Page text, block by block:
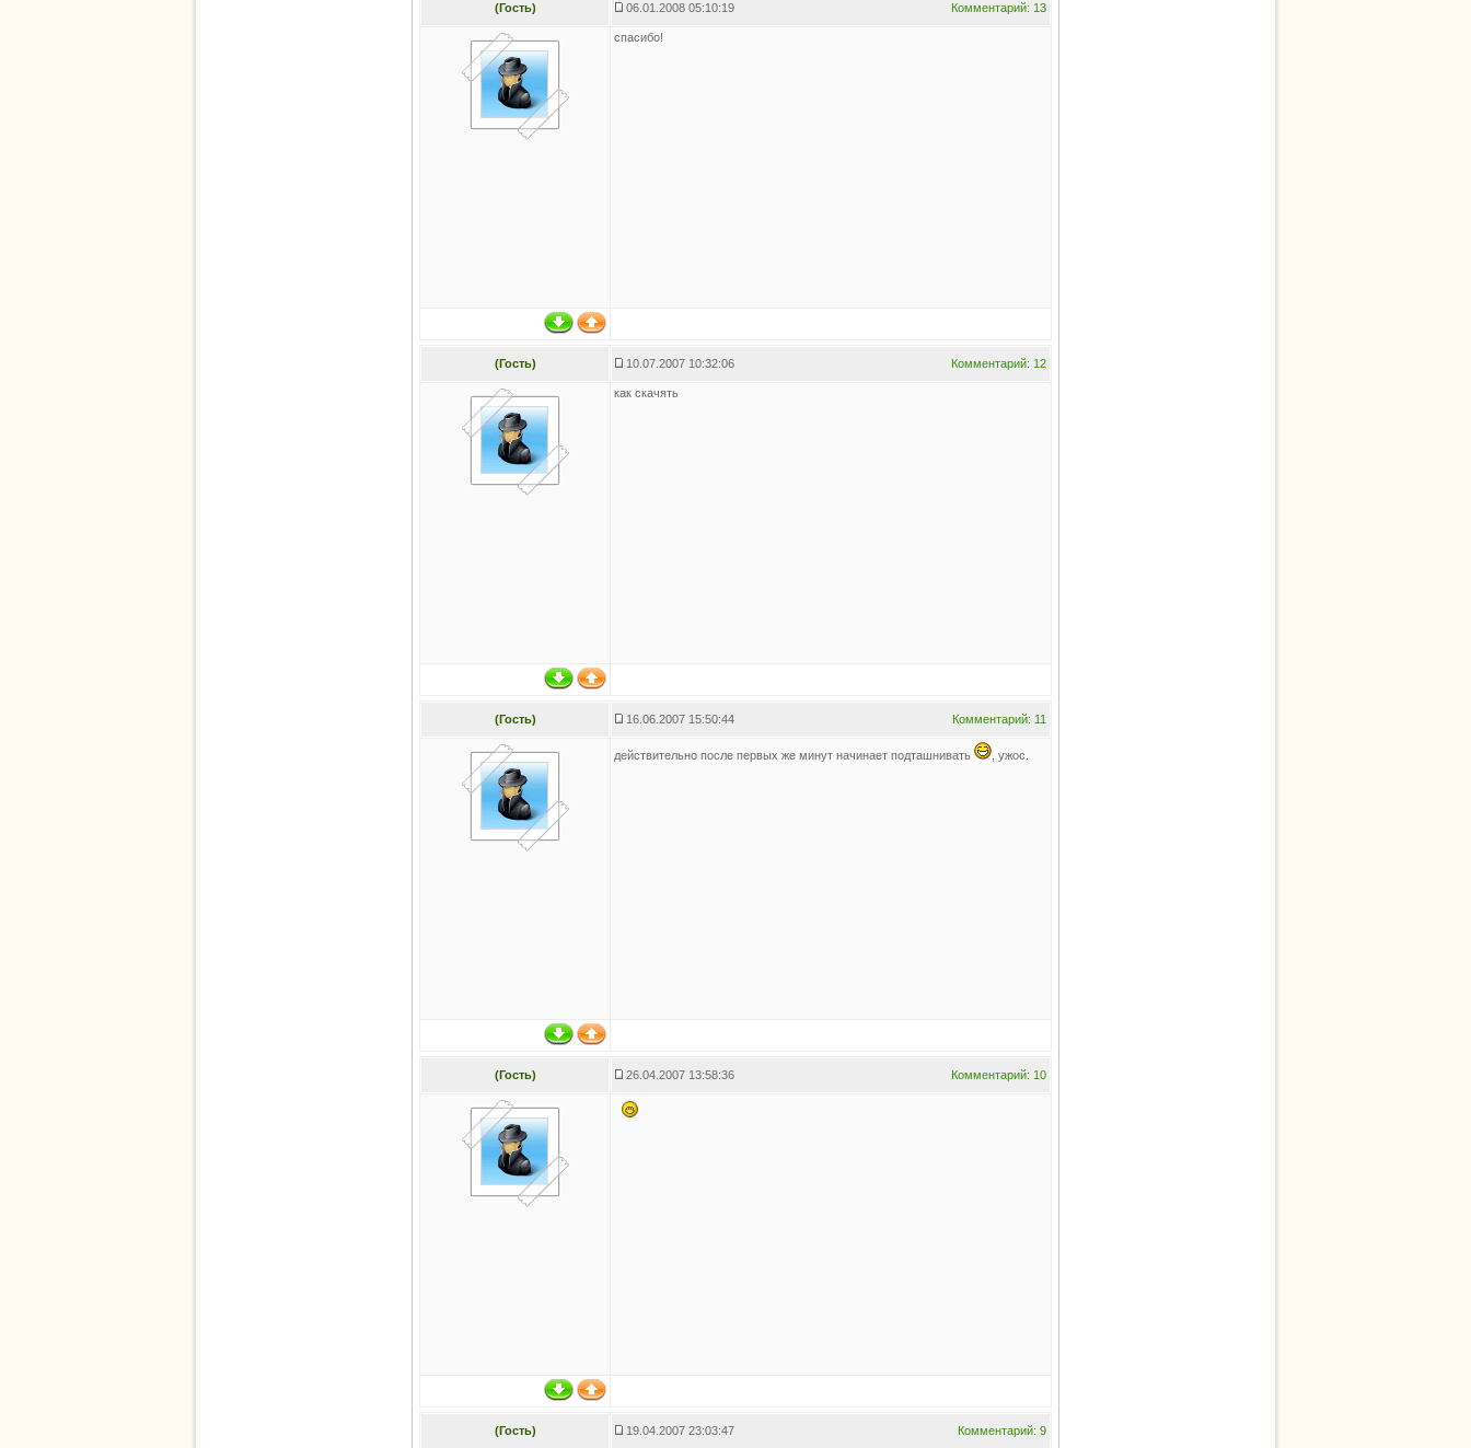
(Гость) 06.01.2008 05:10:19 Комментарий: 13
спасибо!
(Гость) 10.07.2007 10:32:06 Комментарий: 12
как скачять
(Гость) 16.06.2007 15:50:44 Комментарий: 11
действительно после первых же минут начинает подташнивать , ужос.
(Гость) 26.04.2007 13:58:36 Комментарий: 10
(Гость) 19.04.2007 23:03:47 Комментарий: 9